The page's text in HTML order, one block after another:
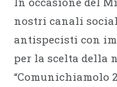
nostri canali
antispecisti con
per la scelta della
“Comunichiamolo